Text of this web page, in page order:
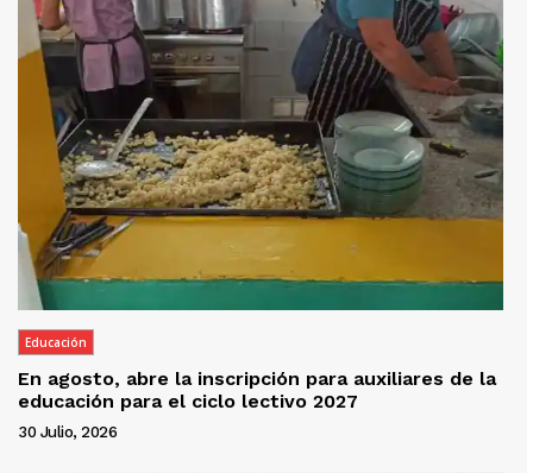
Educación
En agosto, abre la inscripción para auxiliares de la
educación para el ciclo lectivo 2027
30 Julio, 2026